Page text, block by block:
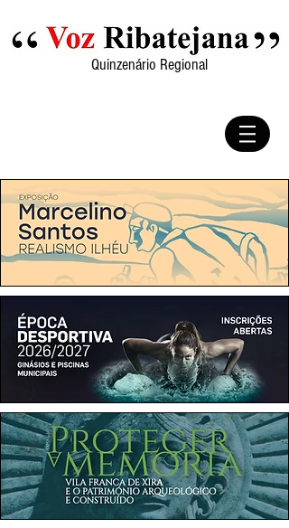
Quinzenário Regional